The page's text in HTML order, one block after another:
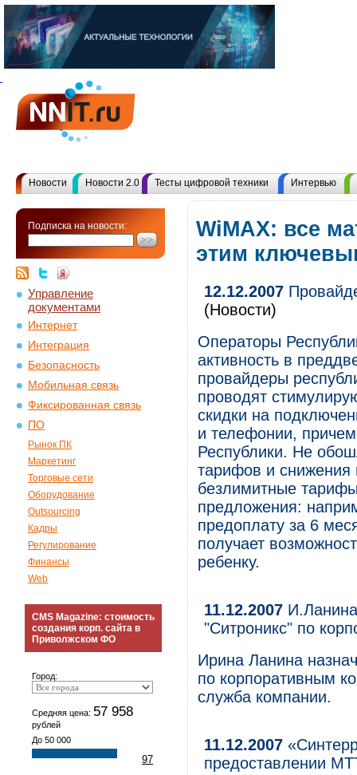
Новости Новости 2.0 Тесты цифровой техники Интервью
Подписка на новости:
Управление
документами
Интернет
Интеграция
Безопасность
Мобильная связь
Фиксированная связь
ПО
Рынок ПК
Маркетинг
Торговые сети
Оборудование
Outsourcing
Кадры
Регулирование
Финансы
Web
CMS Magazine: стоимость
создания корп. сайта в
Приволжском ФО
Город:
Средняя цена: 57 958
рублей
До 50 000
97
WiMAX: все
этим
12.12.2007
(Новости)
Операторы
активность в
провайдеры
проводят
скидки на
и телефонии,
Республики. Не
тарифов и снижения
безлимитные
предложения:
предоплату за 6
получает
ребенку.
11.12.2007
"Ситроникс" по
Ирина Ланина
по корпоративным
служба компании.
11.12.2007
предоставлении